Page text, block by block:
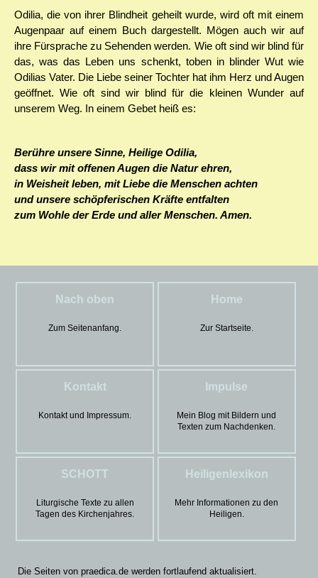
Odilia, die von ihrer Blindheit geheilt wurde, wird oft mit einem
Augenpaar auf einem Buch dargestellt. Mögen auch wir auf
ihre Fürsprache zu Sehenden werden. Wie oft sind wir blind für
das, was das Leben uns schenkt, toben in blinder Wut wie
Odilias Vater. Die Liebe seiner Tochter hat ihm Herz und Augen
geöffnet. Wie oft sind wir blind für die kleinen Wunder auf
unserem Weg. In einem Gebet heiß es:
Berühre unsere Sinne, Heilige Odilia,
dass wir mit offenen Augen die Natur ehren,
in Weisheit leben, mit Liebe die Menschen achten
und unsere schöpferischen Kräfte entfalten
zum Wohle der Erde und aller Menschen. Amen.
Nach oben
Zum Seitenanfang.
Home
Zur Startseite.
Kontakt
Kontakt und Impressum.
Impulse
Mein Blog mit Bildern und
Texten zum Nachdenken.
SCHOTT
Liturgische Texte zu allen
Tagen des Kirchenjahres.
Heiligenlexikon
Mehr Informationen zu den
Heiligen.
Die Seiten von praedica.de werden fortlaufend aktualisiert.